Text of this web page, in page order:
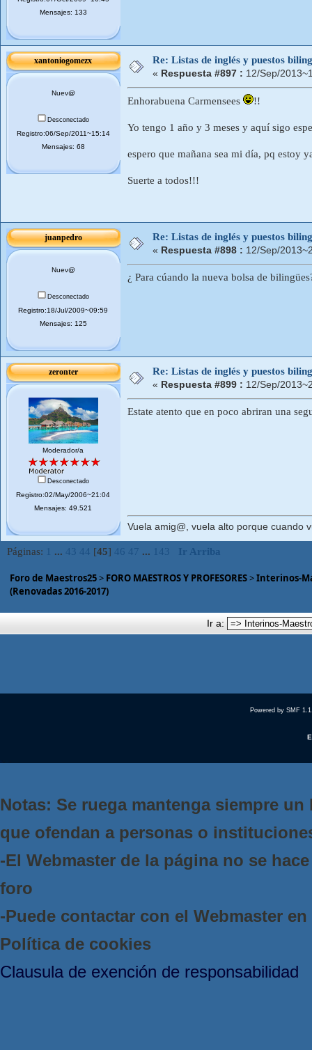
Mensajes: 133
xantoniogomezx
Nuev@
Desconectado
Registro:06/Sep/2011~15:14
Mensajes: 68
Re: Listas de inglés y puestos
« Respuesta #897 : 12/Sep/
Enhorabuena Carmensees !!
Yo tengo 1 año y 3 meses y aquí sigo
espero que mañana sea mi día, pq estoy
Suerte a todos!!!
juanpedro
Nuev@
Desconectado
Registro:18/Jul/2009~09:59
Mensajes: 125
Re: Listas de inglés y puestos
« Respuesta #898 : 12/Sep/
¿ Para cúando la nueva bolsa de
zeronter
Moderador/a
Desconectado
Registro:02/May/2006~21:04
Mensajes: 49.521
Re: Listas de inglés y puestos
« Respuesta #899 : 12/Sep/
Estate atento que en poco abriran una
Vuela amig@, vuela alto porque cuando
Páginas: ... 43 44 [45] 46 47 ... 143 Ir Arriba
Foro de Maestros25> FORO MAESTROS Y PROFESORES>Interinos-
(Renovadas 2016-2017)
Ir a:
Powered by SMF
Notas: Se ruega mantenga siempre
que ofendan a personas o
-El Webmaster de la página no se
foro
-Puede contactar con el Webmaster
Política de cookies
Clausula de exención de responsabilidad